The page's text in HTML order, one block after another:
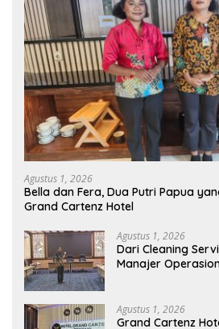
Agustus 1, 2026
Bella dan Fera, Dua Putri Papua
Grand Cartenz Hotel
Agustus 1, 2026
Dari Cleaning
Manajer
Agustus 1, 2026
Grand Cartenz